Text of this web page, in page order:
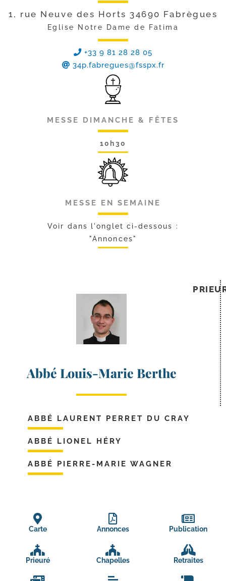
1, rue Neuve des Horts 34690 Fabrègues
Eglise Notre Dame de Fatima
+33 9 81 28 28 05
34p.fabregues@fsspx.fr
MESSE DIMANCHE & FÊTES
10h30
MESSE EN SEMAINE
Voir dans l'onglet ci-dessous :
"Annonces"
Abbé Louis-Marie Berthe
ABBÉ LAURENT PERRET DU CRAY
ABBÉ LIONEL HÉRY
ABBÉ PIERRE-MARIE WAGNER
Carte Annonces Publication
Prieuré Chapelles Retraites